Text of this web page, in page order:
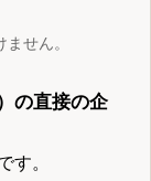
せん。
の直接の企
す。